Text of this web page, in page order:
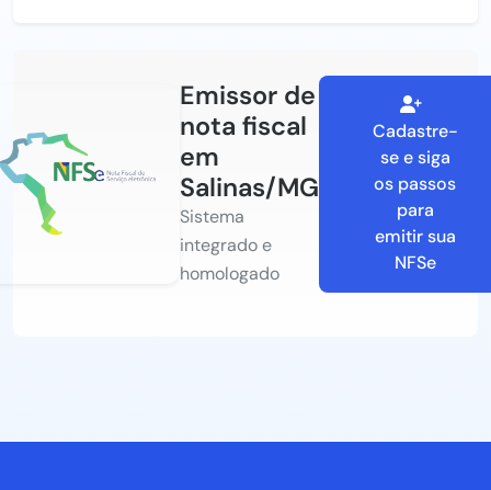
Emissor de
nota fiscal
em
Salinas/MG
Sistema
integrado e
homologado
Cadastre-
se e siga
os passos
para
emitir sua
NFSe